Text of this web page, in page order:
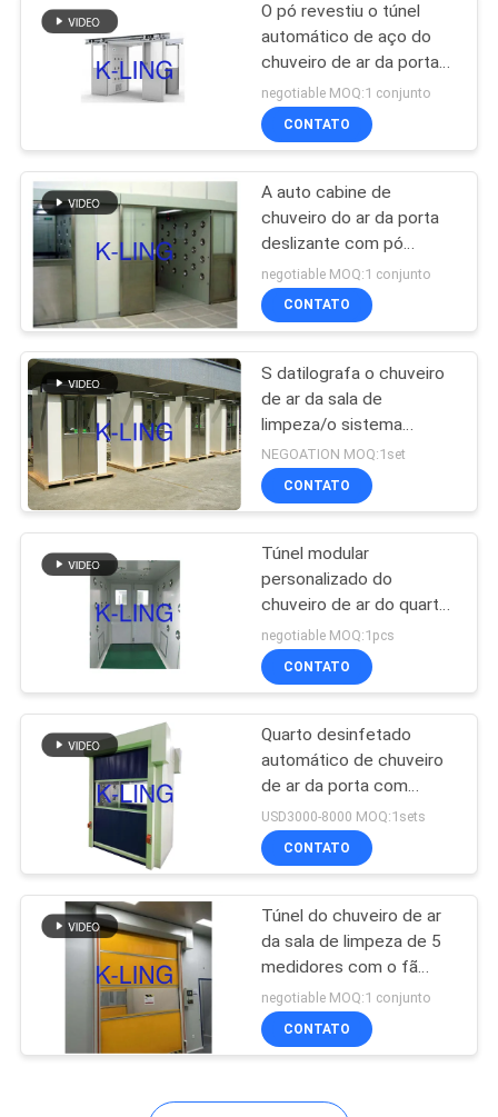
Cabine distribuidora
139
Quarto desinfetado
de Softwall
174
unidade de filtro do
ventilador
armários do fluxo
laminar
Caixa do filtro de
121
O pó revestiu o túnel
automático de aço do
chuveiro de ar da porta
deslizante para a fábrica
eletrônica
negotiable MOQ:1 conjunto
CONTATO
A auto cabine de
chuveiro do ar da porta
deslizante com pó
revestiu o motor da
parede/C.C.
negotiable MOQ:1 conjunto
CONTATO
S datilografa o chuveiro
de ar da sala de
limpeza/o sistema
andaveis automáticos
chuveiro de ar
NEGOATION MOQ:1set
CONTATO
Túnel modular
personalizado do
chuveiro de ar do quarto
desinfetado com o
ventilador interno
negotiable MOQ:1pcs
CONTATO
Quarto desinfetado
automático de chuveiro
de ar da porta com
programa de controle
pessoal do alfaiate
USD3000-8000 MOQ:1sets
CONTATO
Túnel do chuveiro de ar
da sala de limpeza de 5
medidores com o fã
dedicado do filtro de
Hepa
negotiable MOQ:1 conjunto
CONTATO